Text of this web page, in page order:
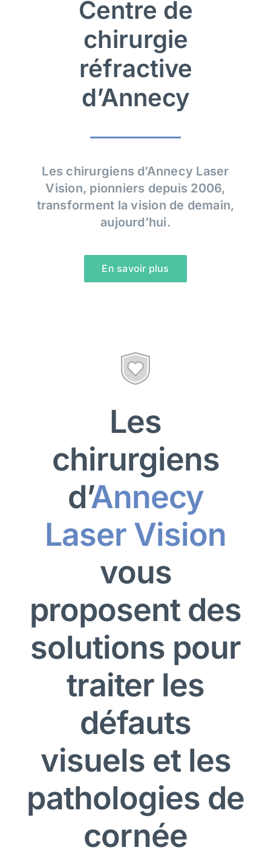
RDV
Centre de
chirurgie
réfractive
d’Annecy
Les chirurgiens d’Annecy Laser
Vision, pionniers depuis 2006,
transforment la vision de demain,
aujourd’hui.
En savoir plus
Les
chirurgiens
d’Annecy
Laser Vision
vous
proposent des
solutions pour
traiter les
défauts
visuels et les
pathologies de
cornée